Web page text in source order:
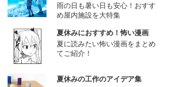
雨の日も暑い日も安心！おすす
め屋内施設を大特集
夏休みにおすすめ！怖い漫画
夏に読みたい怖い漫画をまとめ
てご紹介！
夏休みの工作のアイデア集